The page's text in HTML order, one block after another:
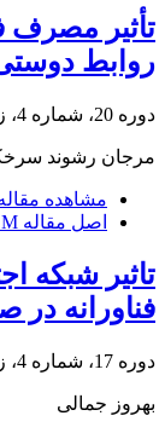
تأثیر مصرف
روابط
دوره 20، شماره 4، زمستان 1401، صفحه
مرجان رشوند
مشاهده
اصل مقاله M
تاثیر شبکه
فناورانه در
دوره 17، شماره 4، زمستان 1403، صفحه
بهروز جمالی